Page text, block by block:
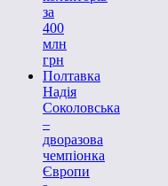
за
400
млн
грн
Полтавка
Надія
Соколовська
–
дворазова
чемпіонка
Європи